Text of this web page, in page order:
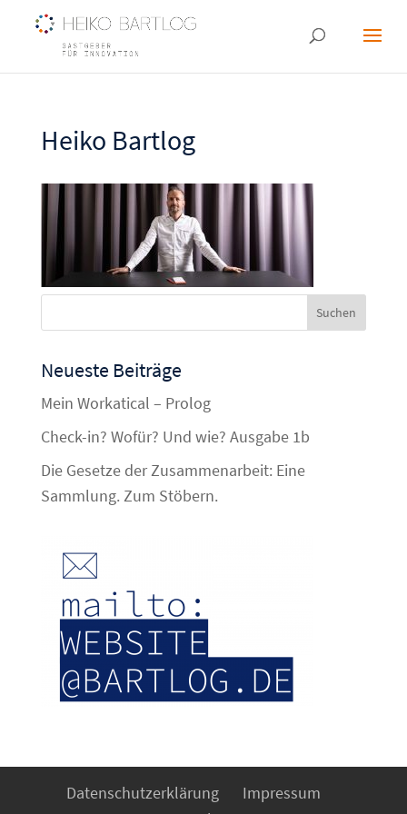
Heiko Bartlog
Neueste Beiträge
Mein Workatical – Prolog
Check-in? Wofür? Und wie? Ausgabe 1b
Die Gesetze der Zusammenarbeit: Eine
Sammlung. Zum Stöbern.
Datenschutzerklärung
Impressum